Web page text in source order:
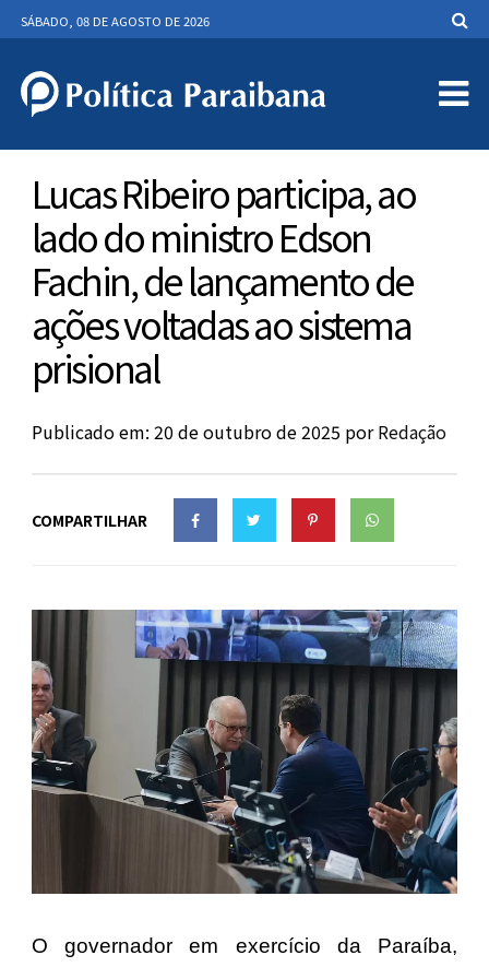
SÁBADO, 08 DE AGOSTO DE 2026
Lucas Ribeiro participa, ao
lado do ministro Edson
Fachin, de lançamento de
ações voltadas ao sistema
prisional
Publicado em: 20 de outubro de 2025 porRedação
COMPARTILHAR
O governador em exercício da Paraíba,